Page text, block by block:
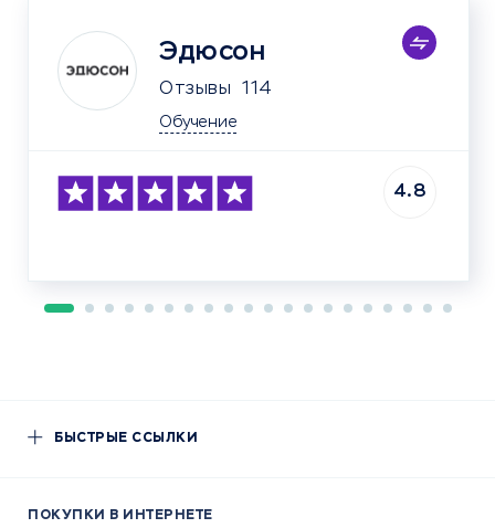
Эдюсон
Отзывы 114
Обучение
4.8
БЫСТРЫЕ ССЫЛКИ
ПОКУПКИ В ИНТЕРНЕТЕ